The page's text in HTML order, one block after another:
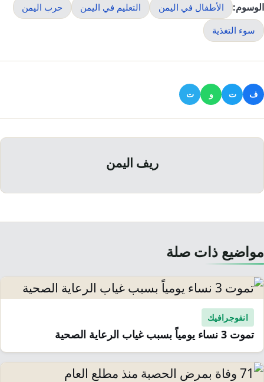
الوسوم: الأطفال في اليمن التعليم في اليمن
حرب اليمن
سوء التغذية
ف ت و ت
ريف اليمن
مواضيع ذات صلة
انفوجرافيك
تموت 3 نساء يومياً بسبب غياب الرعاية الصحية